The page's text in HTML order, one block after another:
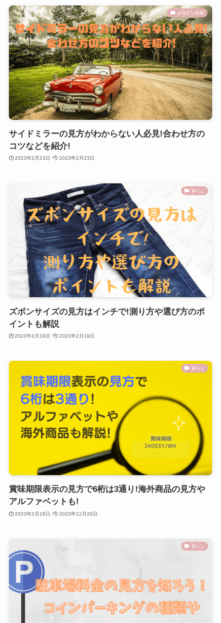
お役立ち情報
サイドミラーの見方がわからない人必見!合わせ方の
コツなどを紹介!
2023年2月23日 2023年2月23日
暮らし
ズボンサイズの見方はインチで!測り方や選び方のポ
イントも解説
2023年2月19日 2023年2月19日
暮らし
賞味期限表示の見方で6桁は3通り!海外商品の見方や
アルファベットも!
2023年2月18日 2023年12月20日
暮らし